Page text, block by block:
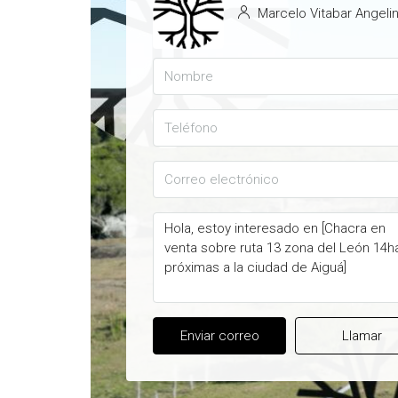
Marcelo Vitabar
Enviar correo Llamar